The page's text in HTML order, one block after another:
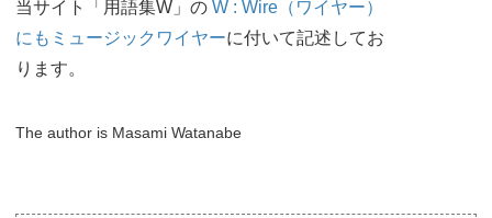
当サイト「用語集W」のW : Wire（ワイヤー）
にもミュージックワイヤーに付いて記述してお
ります。
The author is Masami Watanabe